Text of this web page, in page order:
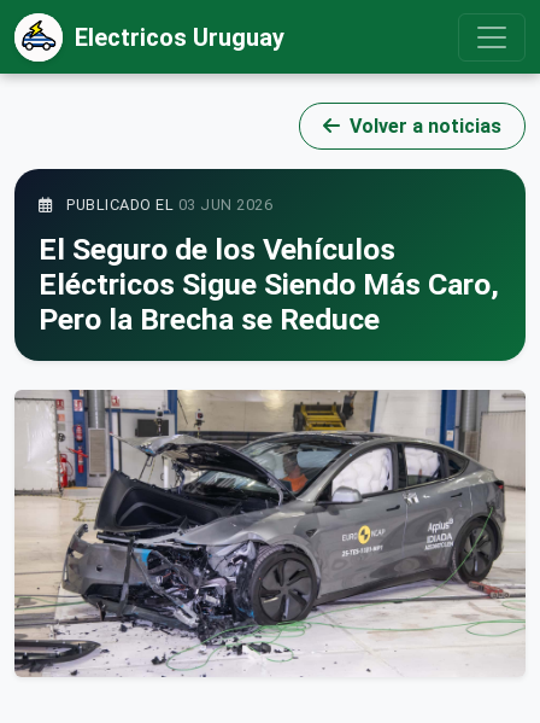
Electricos Uruguay
Volver a noticias
PUBLICADO EL 03 JUN 2026
El Seguro de los Vehículos
Eléctricos Sigue Siendo Más Caro,
Pero la Brecha se Reduce